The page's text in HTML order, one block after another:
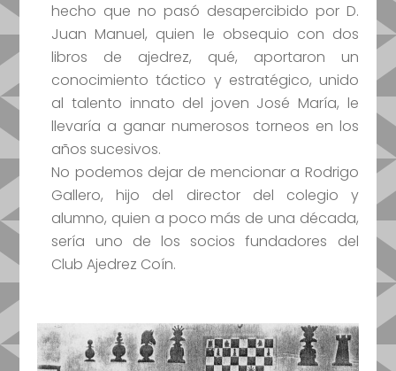
hecho que no pasó desapercibido por D.
Juan Manuel, quien le obsequio con dos
libros de ajedrez, qué, aportaron un
conocimiento táctico y estratégico, unido
al talento innato del joven José María, le
llevaría a ganar numerosos torneos en los
años sucesivos.
No podemos dejar de mencionar a Rodrigo
Gallero, hijo del director del colegio y
alumno, quien a poco más de una década,
sería uno de los socios fundadores del
Club Ajedrez Coín.